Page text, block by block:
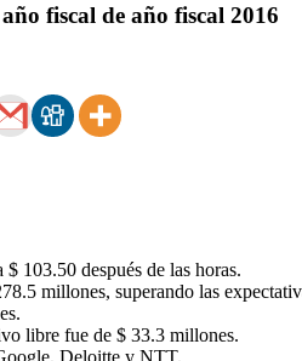
fiscal de año fiscal 2016
103.50 después de las horas.
millones, superando las
libre fue de $ 33.3 millones.